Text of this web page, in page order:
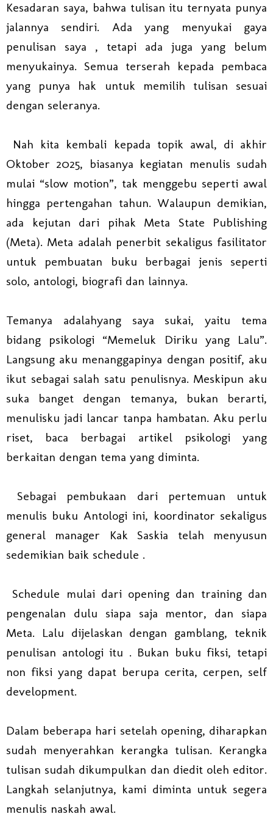
Kesadaran saya, bahwa tulisan itu ternyata punya
jalannya sendiri. Ada yang menyukai gaya
penulisan saya , tetapi ada juga yang belum
menyukainya. Semua terserah kepada pembaca
yang punya hak untuk memilih tulisan sesuai
dengan seleranya.
Nah kita kembali kepada topik awal, di akhir
Oktober 2025, biasanya kegiatan menulis sudah
mulai “slow motion”, tak menggebu seperti awal
hingga pertengahan tahun. Walaupun demikian,
ada kejutan dari pihak Meta State Publishing
(Meta). Meta adalah penerbit sekaligus fasilitator
untuk pembuatan buku berbagai jenis seperti
solo, antologi, biografi dan lainnya.
Temanya adalahyang saya sukai, yaitu tema
bidang psikologi “Memeluk Diriku yang Lalu”.
Langsung aku menanggapinya dengan positif, aku
ikut sebagai salah satu penulisnya. Meskipun aku
suka banget dengan temanya, bukan berarti,
menulisku jadi lancar tanpa hambatan. Aku perlu
riset, baca berbagai artikel psikologi yang
berkaitan dengan tema yang diminta.
Sebagai pembukaan dari pertemuan untuk
menulis buku Antologi ini, koordinator sekaligus
general manager Kak Saskia telah menyusun
sedemikian baik schedule .
Schedule mulai dari opening dan training dan
pengenalan dulu siapa saja mentor, dan siapa
Meta. Lalu dijelaskan dengan gamblang, teknik
penulisan antologi itu . Bukan buku fiksi, tetapi
non fiksi yang dapat berupa cerita, cerpen, self
development.
Dalam beberapa hari setelah opening, diharapkan
sudah menyerahkan kerangka tulisan. Kerangka
tulisan sudah dikumpulkan dan diedit oleh editor.
Langkah selanjutnya, kami diminta untuk segera
menulis naskah awal.